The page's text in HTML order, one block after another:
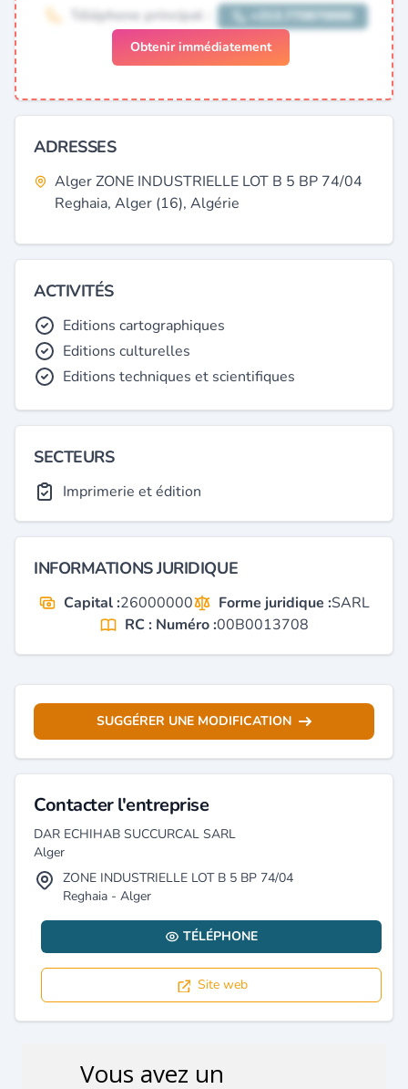
Obtenir immédiatement
ADRESSES
Alger ZONE INDUSTRIELLE LOT B 5 BP 74/04
Reghaia, Alger (16), Algérie
ACTIVITÉS
Editions cartographiques
Editions culturelles
Editions techniques et scientifiques
SECTEURS
Imprimerie et édition
INFORMATIONS JURIDIQUE
Capital :26000000 Forme juridique :SARL
RC : Numéro :00B0013708
SUGGÉRER UNE MODIFICATION
Contacter l'entreprise
DAR ECHIHAB SUCCURCAL SARL
Alger
ZONE INDUSTRIELLE LOT B 5 BP 74/04
Reghaia - Alger
TÉLÉPHONE
Site web